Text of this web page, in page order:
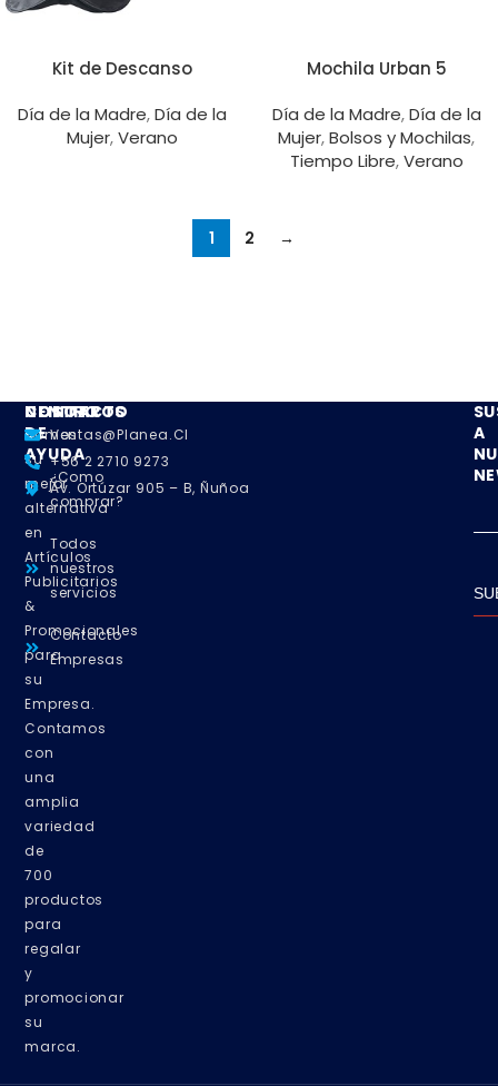
Kit de Descanso
Día de la Madre,Día de la
Mujer,Verano
Mochila Urban 5
Día de la Madre,Día de la
Mujer,Bolsos y Mochilas,
Tiempo Libre,Verano
1 2 →
NOSOTROS
Somos
su
mejor
alternativa
en
Artículos
Publicitarios
&
Promocionales
para
su
Empresa.
Contamos
con
una
amplia
variedad
de
700
productos
para
regalar
y
promocionar
su
marca.
CENTRO
DE
AYUDA
¿Como
comprar?
Todos
nuestros
servicios
Contacto
Empresas
CONTACTO
Ventas@planea.cl
+56 2 2710 9273
Av. Ortúzar 905 – B, Ñuñoa
A